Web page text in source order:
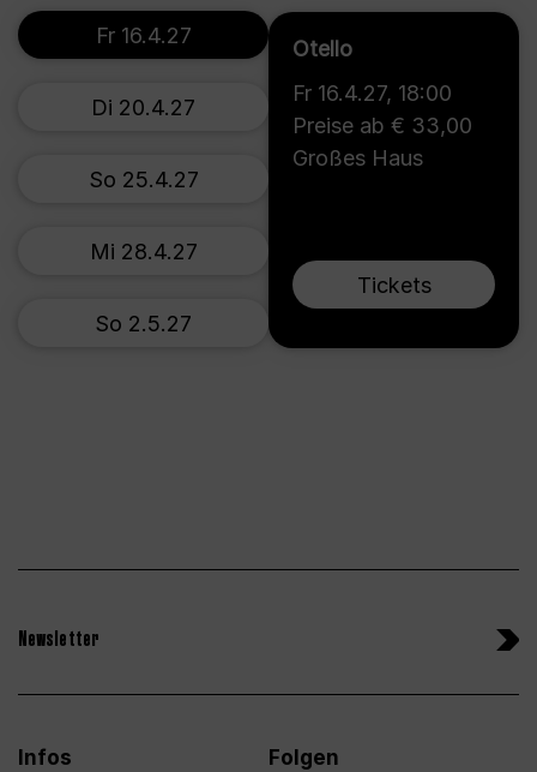
Otello
Fr 16.4.27, 18:00
Preise ab € 33,00
Großes Haus
Tickets
Fr 16.4.27
Di 20.4.27
So 25.4.27
Mi 28.4.27
So 2.5.27
Newsletter
Infos
Folgen